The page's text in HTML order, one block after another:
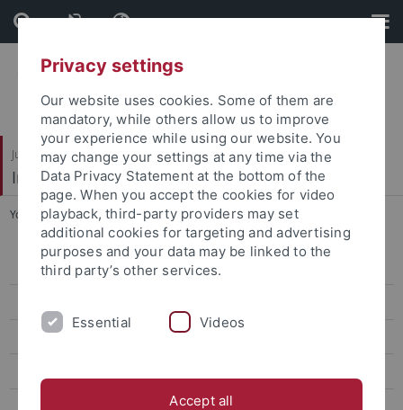
Skip
to
content
Skip
to
footer
Juristische Fakultät
Institut für Kriminologie
You are here: Startseite ... Kira-Sophie Gauder, M.A.
Wissenschaft
Gäste
Privacy settings
Our website uses cookies. Some of them are
mandatory, while others allow us to improve
your experience while using our website. You
may change your settings at any time via the
Data Privacy Statement at the bottom of the
page. When you accept the cookies for video
playback, third-party providers may set
additional cookies for targeting and advertising
purposes and your data may be linked to the
third party’s other services.
Essential Videos
Accept all